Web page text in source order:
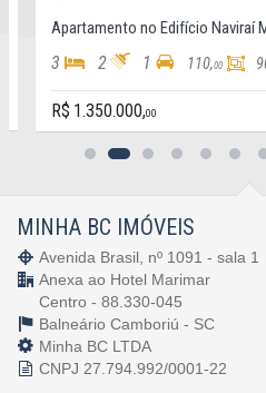
Apartamento no Edifício Naviraí
3 2 1 110,00
R$ 1.350.000,00
MINHA BC IMÓVEIS
Avenida Brasil, nº 1091 - sala 1
Anexa ao Hotel Marimar
Centro - 88.330-045
Balneário Camboriú - SC
Minha BC LTDA
CNPJ 27.794.992/0001-22